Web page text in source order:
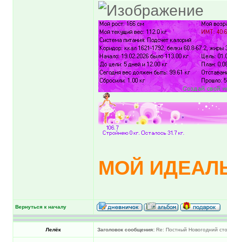
МОЙ
Вернуться к началу
Лелёк Заголовок сообщения: Re: Постный Новогодний